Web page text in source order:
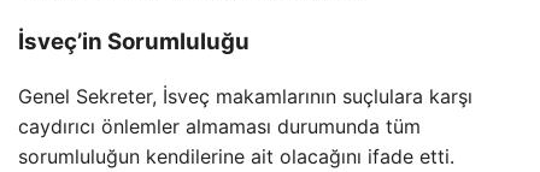
İsveç’in Sorumluluğu
Genel Sekreter, İsveç makamlarının suçlulara karşı
caydırıcı önlemler almaması durumunda tüm
sorumluluğun kendilerine ait olacağını ifade etti.